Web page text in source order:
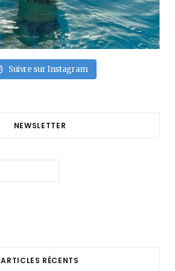
Suivre sur Instagram
NEWSLETTER
ARTICLES RÉCENTS